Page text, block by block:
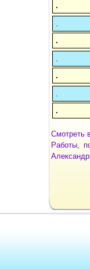
.
.
.
.
Смотреть
Работы,